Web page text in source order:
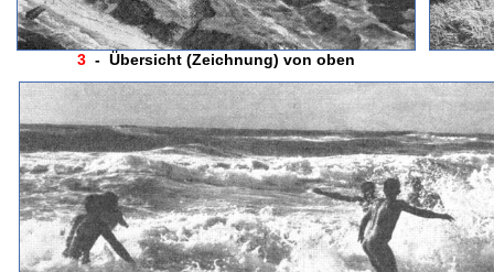
3 - Übersicht (Zeichnung) von oben